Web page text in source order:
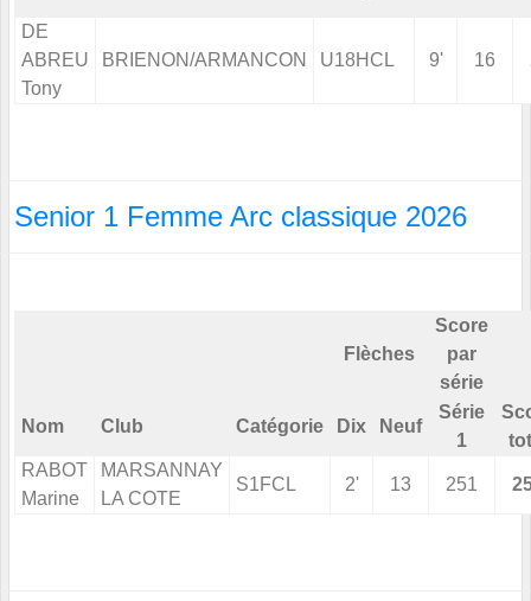
DE
ABREU
Tony
BRIENON/ARMANCON U18HCL 9' 16
Senior 1 Femme Arc classique 2026
Flèches
Score
par
série
Nom Club Catégorie Dix Neuf
Série
1
RABOT
Marine
MARSANNAY
LA COTE
S1FCL 2' 13 251